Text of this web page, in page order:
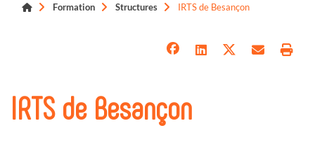
Formation Structures IRTS de Besançon
IRTS de Besançon